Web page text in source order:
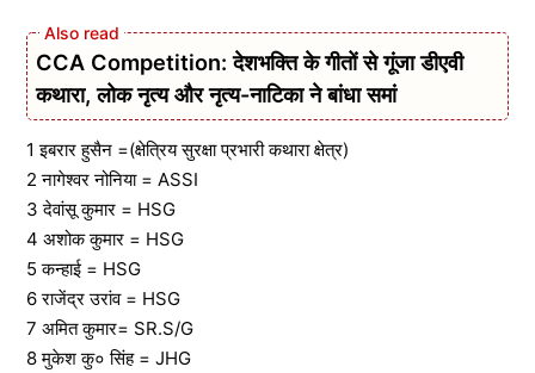
CCA Competition: देशभक्ति के गीतों से गूंजा डीएवी
कथारा, लोक नृत्य और नृत्य-नाटिका ने बांधा समां
1 इबरार हुसैन =(क्षेत्रिय सुरक्षा प्रभारी कथारा क्षेत्र)
2 नागेश्वर नोनिया = ASSI
3 देवांसू कुमार = HSG
4 अशोक कुमार = HSG
5 कन्हाई = HSG
6 राजेंद्र उरांव = HSG
7 अमित कुमार= SR.S/G
8 मुकेश कु० सिंह = JHG